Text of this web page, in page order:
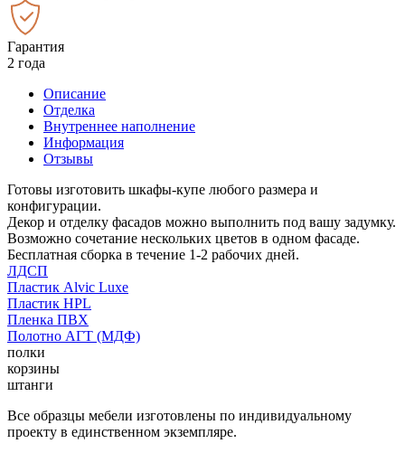
Гарантия
2 года
Описание
Отделка
Внутреннее наполнение
Информация
Отзывы
Готовы изготовить шкафы-купе любого размера и
конфигурации.
Декор и отделку фасадов можно выполнить под вашу задумку.
Возможно сочетание нескольких цветов в одном фасаде.
Бесплатная сборка в течение 1-2 рабочих дней.
ЛДСП
Пластик Alvic Luxe
Пластик HPL
Пленка ПВХ
Полотно АГТ (МДФ)
полки
корзины
штанги
Все образцы мебели изготовлены по индивидуальному
проекту в единственном экземпляре.